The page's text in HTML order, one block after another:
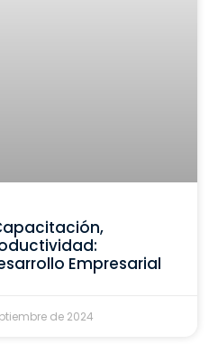
Empresarial
de 2024